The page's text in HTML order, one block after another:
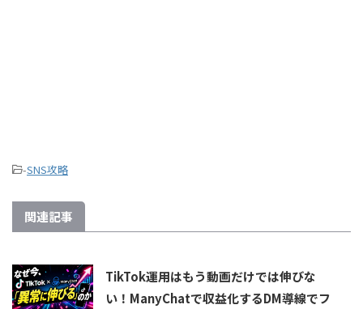
-SNS攻略
関連記事
TikTok運用はもう動画だけでは伸びな
い！ManyChatで収益化するDM導線でフ